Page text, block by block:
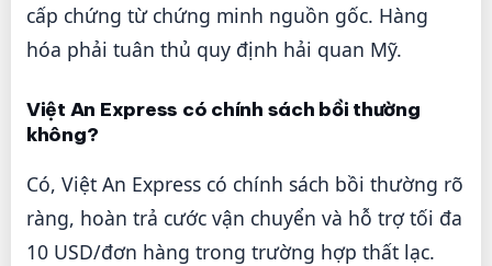
cấp chứng từ chứng minh nguồn gốc. Hàng
hóa phải tuân thủ quy định hải quan Mỹ.
Việt An Express có chính sách bồi thường
không?
Có, Việt An Express có chính sách bồi thường rõ
ràng, hoàn trả cước vận chuyển và hỗ trợ tối đa
10 USD/đơn hàng trong trường hợp thất lạc.